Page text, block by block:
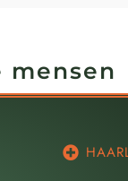
mensen